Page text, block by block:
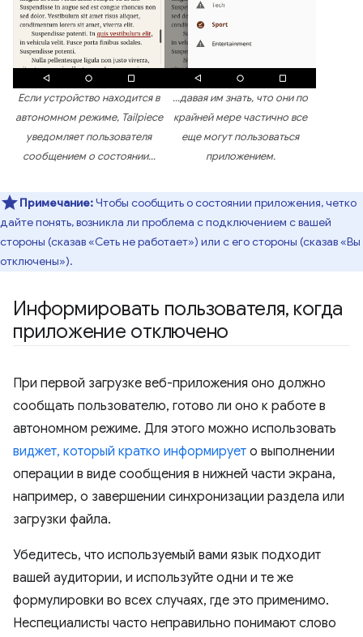
Если устройство находится в
автономном режиме, Tailpiece
уведомляет пользователя
сообщением о состоянии…
…давая им знать, что они по
крайней мере частично все
еще могут пользоваться
приложением.
Примечание:Чтобы сообщить о состоянии приложения, четко
дайте понять, возникла ли проблема с подключением с вашей
стороны (сказав «Сеть не работает») или с его стороны (сказав «Вы
отключены»).
Информировать пользователя, когда
приложение отключено
При первой загрузке веб-приложения оно должно
сообщать пользователю, готово ли оно к работе в
автономном режиме. Для этого можно использовать
виджет, который кратко информирует о выполнении
операции в виде сообщения в нижней части экрана,
например, о завершении синхронизации раздела или
загрузки файла.
Убедитесь, что используемый вами язык подходит
вашей аудитории, и используйте одни и те же
формулировки во всех случаях, где это применимо.
Неспециалисты часто неправильно понимают слово